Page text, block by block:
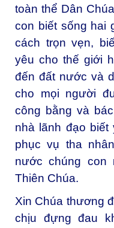
toàn thể Dân
con biết sống hai
cách trọn vẹn,
yêu cho thế giới
đến đất nước và
cho mọi người
công bằng và
nhà lãnh đạo biết
phục vụ tha
nước chúng con
Thiên Chúa.
Xin Chúa thương
chịu đựng đau